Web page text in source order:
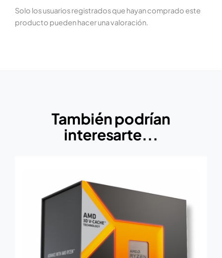
Solo los usuarios registrados que hayan comprado este
producto pueden hacer una valoración.
También podrían
interesarte...